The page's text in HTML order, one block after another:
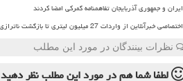
ایران و جمهوری آذربایجان تفاهمنامه گمرکی امضا کردند
اختصاصی خبرآنلاین از واردات 27 میلیون لیتری تا بازگشت ناترازی
نظرات بینندگان در مورد این مطلب
لطفا شما همدر مورد این مطلبنظر دهید